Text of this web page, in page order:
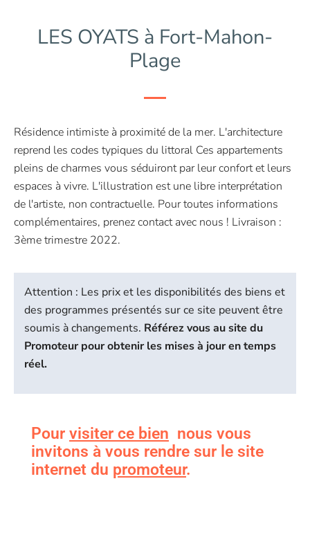
LES OYATS à Fort-Mahon-
Plage
Résidence intimiste à proximité de la mer. L'architecture
reprend les codes typiques du littoral Ces appartements
pleins de charmes vous séduiront par leur confort et leurs
espaces à vivre. L'illustration est une libre interprétation
de l'artiste, non contractuelle. Pour toutes informations
complémentaires, prenez contact avec nous ! Livraison :
3ème trimestre 2022.
Attention : Les prix et les disponibilités des biens et
des programmes présentés sur ce site peuvent être
soumis à changements. Référez vous au site du
Promoteur pour obtenir les mises à jour en temps
réel.
Pour visiter ce bien nous vous
invitons à vous rendre sur le site
internet du promoteur.